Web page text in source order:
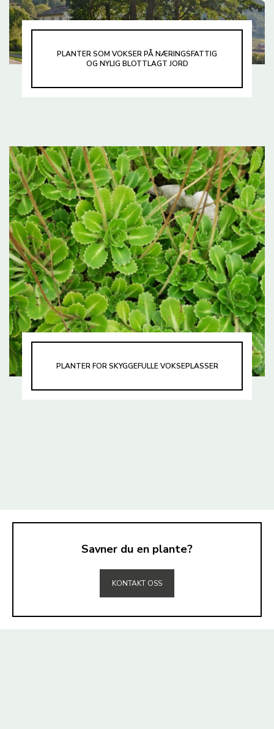
PLANTER SOM VOKSER PÅ NÆRINGSFATTIG
OG NYLIG BLOTTLAGT JORD
PLANTER FOR SKYGGEFULLE VOKSEPLASSER
Savner du en plante?
KONTAKT OSS